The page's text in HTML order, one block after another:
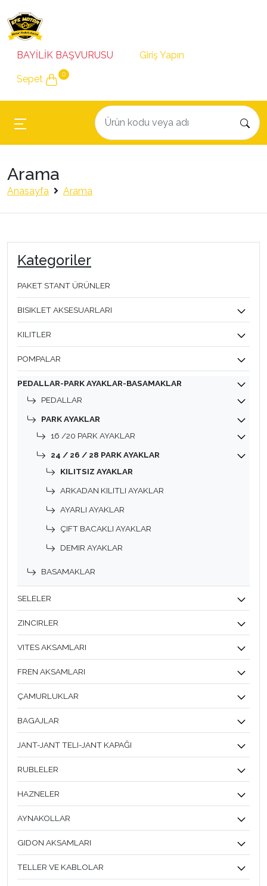
BAYİLİK BAŞVURUSU Giriş Yapın
Sepet 0
Arama
Anasayfa Arama
Kategoriler
PAKET STANT ÜRÜNLER
BISIKLET AKSESUARLARI
KILITLER
POMPALAR
PEDALLAR-PARK AYAKLAR-BASAMAKLAR
PEDALLAR
PARK AYAKLAR
16 /20 PARK AYAKLAR
24 / 26 / 28 PARK AYAKLAR
KILITSIZ AYAKLAR
ARKADAN KILITLI AYAKLAR
AYARLI AYAKLAR
ÇIFT BACAKLI AYAKLAR
DEMIR AYAKLAR
BASAMAKLAR
SELELER
ZINCIRLER
VITES AKSAMLARI
FREN AKSAMLARI
ÇAMURLUKLAR
BAGAJLAR
JANT-JANT TELI-JANT KAPAĞI
RUBLELER
HAZNELER
AYNAKOLLAR
GIDON AKSAMLARI
TELLER VE KABLOLAR